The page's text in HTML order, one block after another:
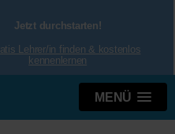
Jetzt durchstarten!
Lehrer/in finden & kostenlos
kennenlernen
MENÜ